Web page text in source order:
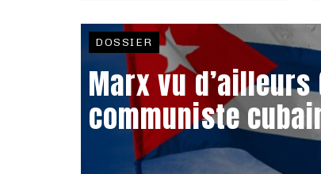
DOSSIER
Marx vu
communiste